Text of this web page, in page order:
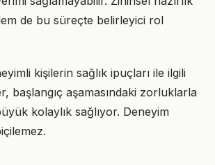
de bu süreçte belirleyici rol
kişilerin sağlık ipuçları ile ilgili
başlangıç aşamasındaki zorluklarla
kolaylık sağlıyor. Deneyim